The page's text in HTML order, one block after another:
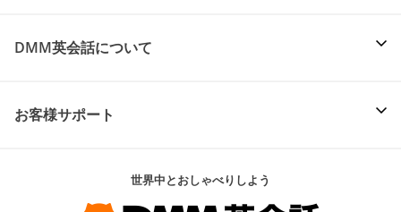
DMM英会話について
お客様サポート
世界中とおしゃべりしよう